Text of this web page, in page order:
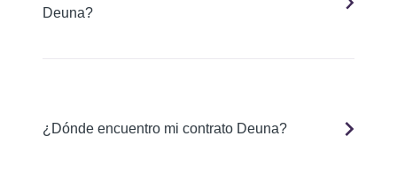
Deuna?
¿Dónde encuentro mi contrato Deuna?